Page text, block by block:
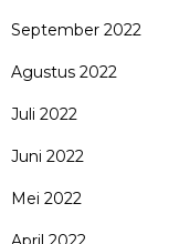
September 2022
Agustus 2022
Juli 2022
Juni 2022
Mei 2022